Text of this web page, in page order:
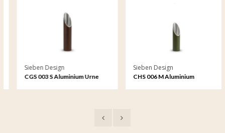
Sieben Design
CGS 003 S Aluminium Urne
Sieben Design
CHS 006 M Aluminium